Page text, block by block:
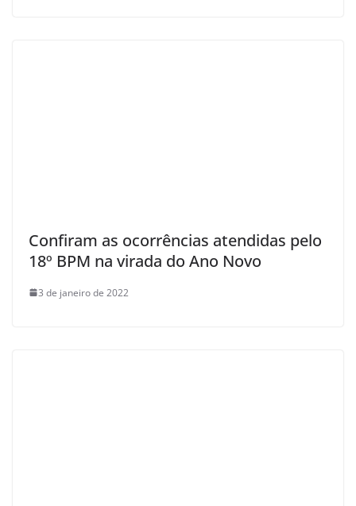
Confiram as ocorrências atendidas pelo
18º BPM na virada do Ano Novo
3 de janeiro de 2022